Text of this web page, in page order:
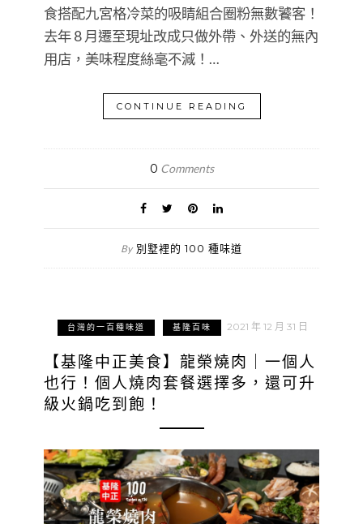
食搭配九宮格冷菜的吸睛組合圈粉無數饕客！
去年 8 月遷至現址改成只做外帶、外送的無內
用店，美味程度絲毫不減！…
CONTINUE READING
0 Comments
By 別墅裡的 100 種味道
台灣的一百種味道 基隆百味 2021 年 12 月 31 日
【基隆中正美食】龍榮燒肉｜一個人
也行！個人燒肉套餐選擇多，還可升
級火鍋吃到飽！